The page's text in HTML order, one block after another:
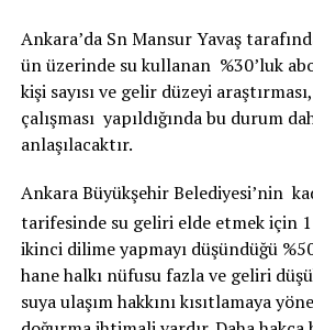
Ankara’da Sn Mansur Yavaş
ün üzerinde su kullanan %30’luk
kişi sayısı ve gelir düzeyi
çalışması yapıldığında bu durum
anlaşılacaktır.
Ankara Büyükşehir Belediyesi’nin
tarifesinde su geliri elde etmek için
ikinci dilime yapmayı düşündüğü
hane halkı nüfusu fazla ve geliri
suya ulaşım hakkını kısıtlamaya